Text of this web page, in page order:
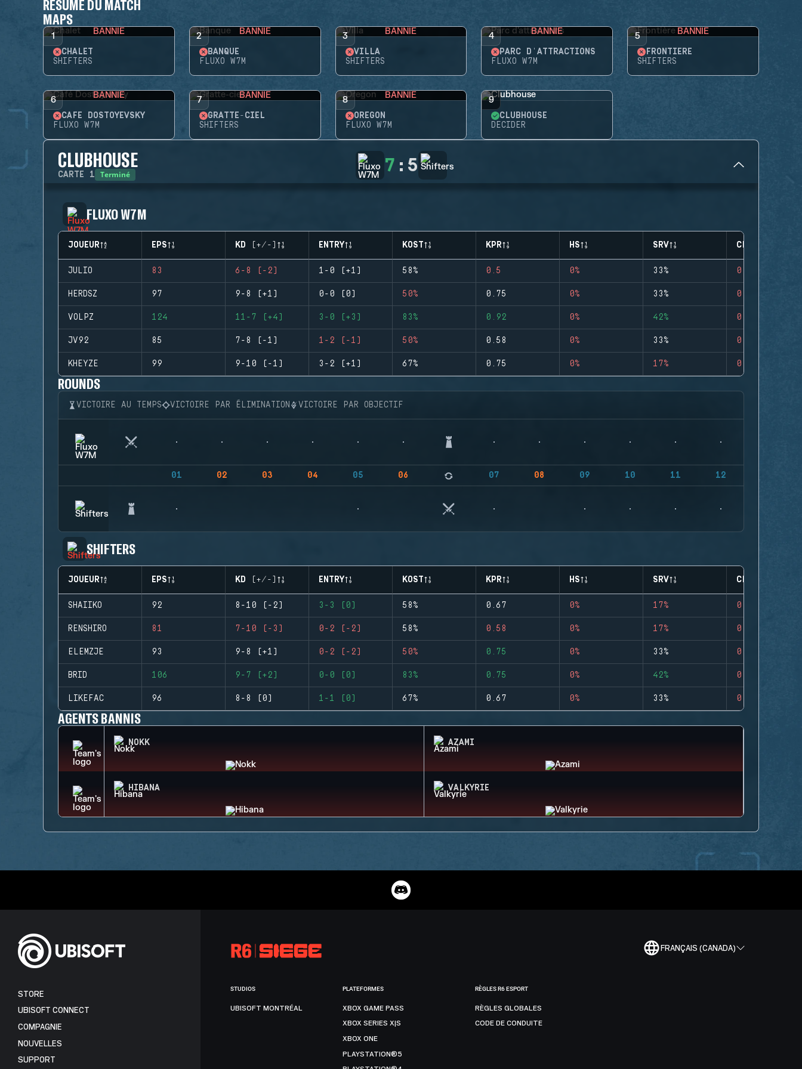
RÉSUMÉ DU MATCH
MAPS
1 BANNIE
CHALET
SHIFTERS
2 BANNIE
BANQUE
FLUXO W7M
3 BANNIE
VILLA
SHIFTERS
4 BANNIE
PARC D'ATTRACTIONS
FLUXO W7M
5 BANNIE
FRONTIÈRE
SHIFTERS
6 BANNIE
CAFÉ DOSTOYEVSKY
FLUXO W7M
7 BANNIE
GRATTE-CIEL
SHIFTERS
8 BANNIE
OREGON
FLUXO W7M
9
CLUBHOUSE
DECIDER
CLUBHOUSE
CARTE 1 Terminé 7 : 5
FLUXO W7M
JOUEUR EPS KD (+/-) ENTRY KOST KPR HS SRV CLUTCHES
JULIO 83 6-8 (-2) 1-0 (+1) 58% 0.5 0% 33% 0
HERDSZ 97 9-8 (+1) 0-0 (0) 50% 0.75 0% 33% 0
VOLPZ 124 11-7 (+4) 3-0 (+3) 83% 0.92 0% 42% 0
JV92 85 7-8 (-1) 1-2 (-1) 50% 0.58 0% 33% 0
KHEYZE 99 9-10 (-1) 3-2 (+1) 67% 0.75 0% 17% 0
ROUNDS
VICTOIRE AU TEMPS VICTOIRE PAR ÉLIMINATION VICTOIRE PAR OBJECTIF
01 02 03 04 05 06 07 08 09 10 11 12
SHIFTERS
JOUEUR EPS KD (+/-) ENTRY KOST KPR HS SRV CLUTCHES
SHAIIKO 92 8-10 (-2) 3-3 (0) 58% 0.67 0% 17% 0
RENSHIRO 81 7-10 (-3) 0-2 (-2) 58% 0.58 0% 17% 0
ELEMZJE 93 9-8 (+1) 0-2 (-2) 50% 0.75 0% 33% 0
BRID 106 9-7 (+2) 0-0 (0) 83% 0.75 0% 42% 0
LIKEFAC 96 8-8 (0) 1-1 (0) 67% 0.67 0% 33% 0
AGENTS BANNIS
NOKK AZAMI
HIBANA VALKYRIE
FRANÇAIS (CANADA)
STORE
UBISOFT CONNECT
COMPAGNIE
NOUVELLES
SUPPORT
STUDIOS
UBISOFT MONTRÉAL
PLATEFORMES
XBOX GAME PASS
XBOX SERIES X|S
XBOX ONE
PLAYSTATION®5
RÈGLES R6 ESPORT
RÈGLES GLOBALES
CODE DE CONDUITE